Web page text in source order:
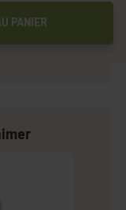
PANIER